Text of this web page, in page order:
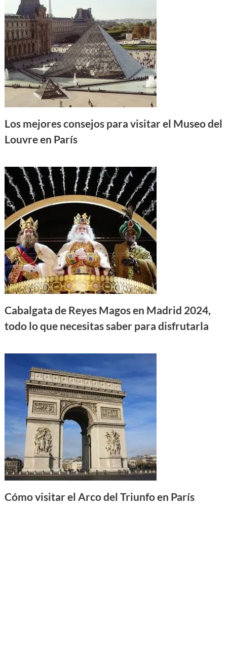
Los mejores consejos para visitar el Museo del
Louvre en París
Cabalgata de Reyes Magos en Madrid 2024,
todo lo que necesitas saber para disfrutarla
Cómo visitar el Arco del Triunfo en París